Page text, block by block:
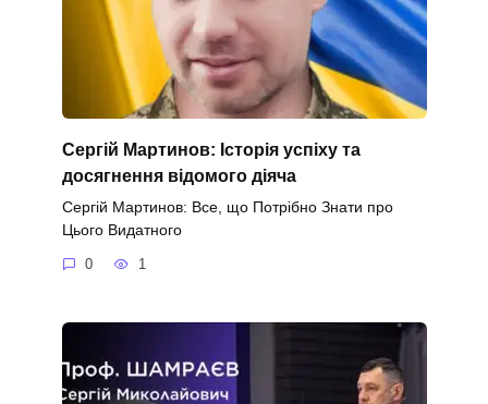
Сергій Мартинов: Історія успіху та
досягнення відомого діяча
Сергій Мартинов: Все, що Потрібно Знати про
Цього Видатного
0 1